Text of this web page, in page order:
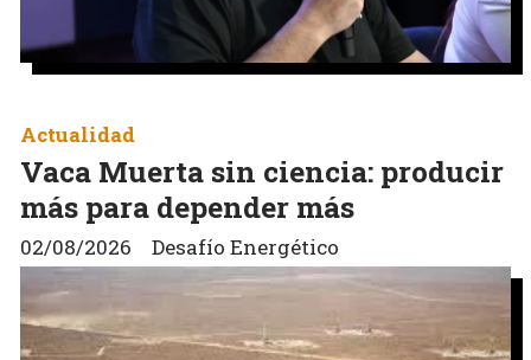
Vaca Muerta sin ciencia: producir
más para depender más
Desafío Energético
Actualidad
02/08/2026